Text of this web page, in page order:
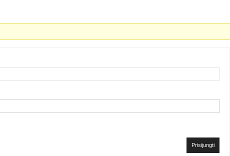
Prisijungti